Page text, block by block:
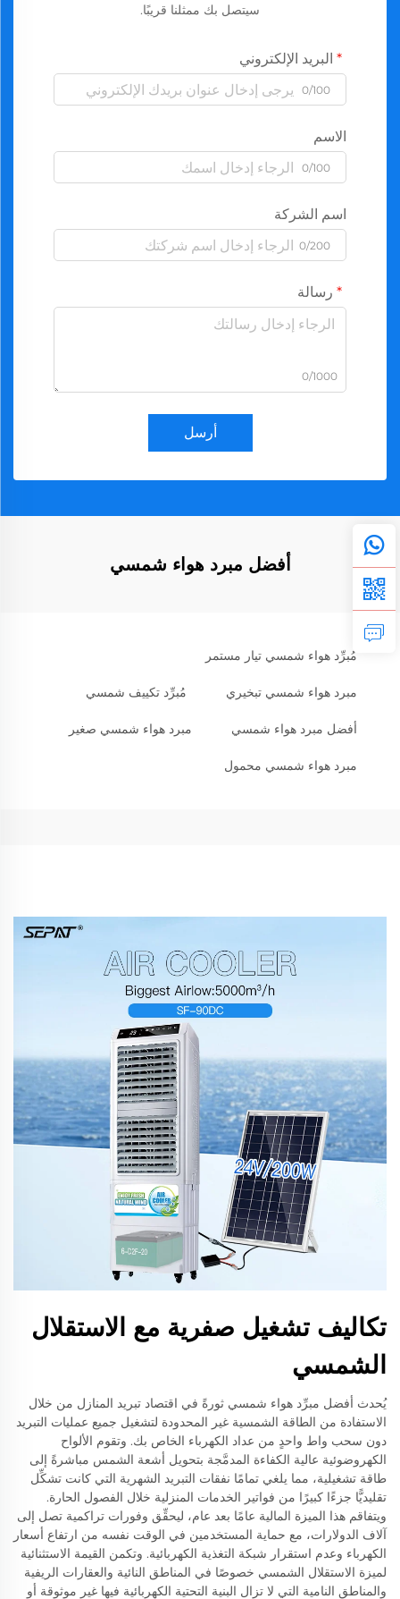
سيتصل بك ممثلنا قريبًا.
البريد الإلكتروني
0/100
الاسم
0/100
اسم الشركة
0/200
رسالة
0/1000
أرسل
أفضل مبرد هواء شمسي
مُبرِّد هواء شمسي تيار مستمر
مبرد هواء شمسي تبخيري مُبرِّد تكييف شمسي
أفضل مبرد هواء شمسي مبرد هواء شمسي صغير
مبرد هواء شمسي محمول
تكاليف تشغيل صفرية مع الاستقلال
الشمسي
يُحدث أفضل مبرِّد هواء شمسي ثورةً في اقتصاد تبريد المنازل من خلال
الاستفادة من الطاقة الشمسية غير المحدودة لتشغيل جميع عمليات التبريد
دون سحب واط واحدٍ من عداد الكهرباء الخاص بك. وتقوم الألواح
الكهروضوئية عالية الكفاءة المدمَّجة بتحويل أشعة الشمس مباشرةً إلى
طاقة تشغيلية، مما يلغي تمامًا نفقات التبريد الشهرية التي كانت تشكِّل
تقليديًّا جزءًا كبيرًا من فواتير الخدمات المنزلية خلال الفصول الحارة.
ويتفاقم هذا الميزة المالية عامًا بعد عام، ليحقِّق وفورات تراكمية تصل إلى
آلاف الدولارات، مع حماية المستخدمين في الوقت نفسه من ارتفاع أسعار
الكهرباء وعدم استقرار شبكة التغذية الكهربائية. وتكمن القيمة الاستثنائية
لميزة الاستقلال الشمسي خصوصًا في المناطق النائية والعقارات الريفية
والمناطق النامية التي لا تزال البنية التحتية الكهربائية فيها غير موثوقة أو